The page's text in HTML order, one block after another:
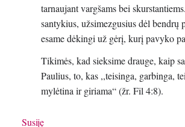
tarnaujant vargšams bei
santykius, užsimezgusius dėl bendrų
esame dėkingi už gėrį, kurį pavyko
Tikimės, kad sieksime drauge, kaip
Paulius, to, kas ,,teisinga, garbinga,
mylėtina ir giriama“ (žr. Fil 4:8).
Susiję